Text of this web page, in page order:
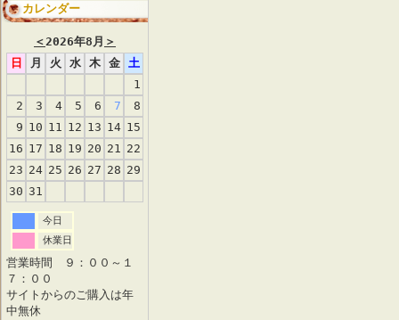
カレンダー
＜2026年8月 ＞
日
月 火 水 木 金
土
1
2
3 4 5 6 7
8
9 10 11 12 13 14 15
16 17 18 19 20 21 22
23 24 25 26 27 28 29
30 31
今日
休業日
営業時間 ９：００～１
７：００
サイトからのご購入は年
中無休